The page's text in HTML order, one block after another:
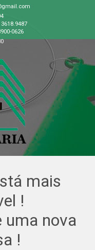
0626
mais
!
uma nova
!